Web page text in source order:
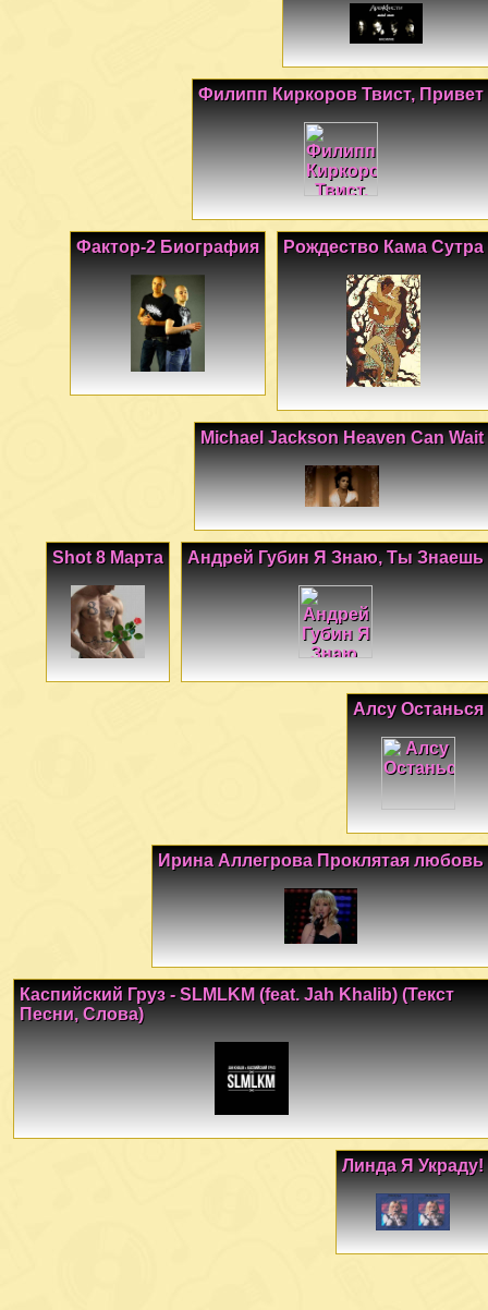
Филипп Киркоров Твист, Привет
Рождество Кама Сутра
Фактор-2 Биография
Michael Jackson Heaven Can Wait
Андрей Губин Я Знаю, Ты Знаешь
Shot 8 Марта
Алсу Останься
Ирина Аллегрова Проклятая любовь
Каспийский Груз - SLMLKM (feat. Jah Khalib) (Текст
Песни, Слова)
Линда Я Украду!